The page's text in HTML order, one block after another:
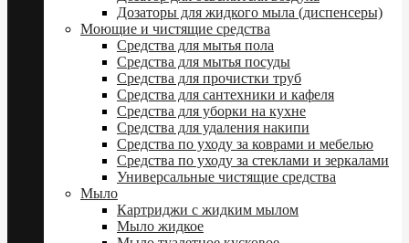
Дозаторы для жидкого мыла (диспенсеры)
Моющие и чистящие средства
Средства для мытья пола
Средства для мытья посуды
Средства для прочистки труб
Средства для сантехники и кафеля
Средства для уборки на кухне
Средства для удаления накипи
Средства по уходу за коврами и мебелью
Средства по уходу за стеклами и зеркалами
Универсальные чистящие средства
Мыло
Картриджи с жидким мылом
Мыло жидкое